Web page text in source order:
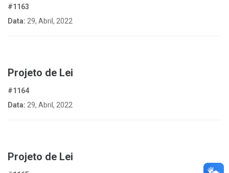
#1163
Data: 29, Abril, 2022
Projeto de Lei
#1164
Data: 29, Abril, 2022
Projeto de Lei